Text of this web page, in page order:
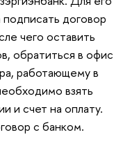
договор
чего оставить
обратиться в офис
работающему в
взять
и счет на оплату.
с банком.